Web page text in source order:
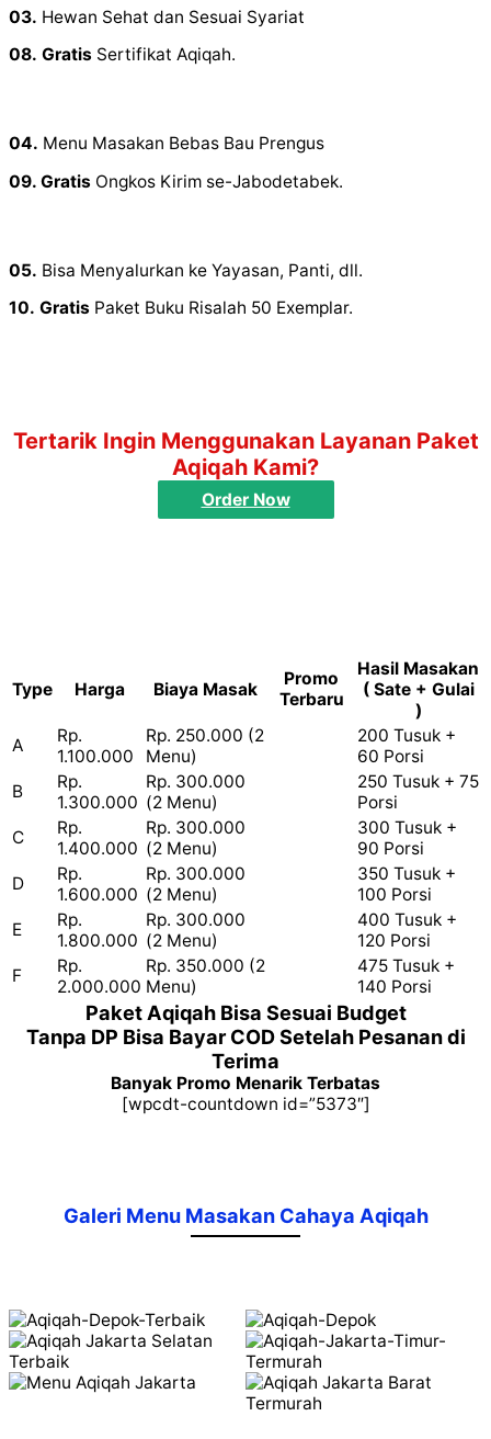
03. Hewan Sehat dan Sesuai Syariat
08. Gratis Sertifikat Aqiqah.
04. Menu Masakan Bebas Bau Prengus
09. Gratis Ongkos Kirim se-Jabodetabek.
05. Bisa Menyalurkan ke Yayasan, Panti, dll.
10. Gratis Paket Buku Risalah 50 Exemplar.
Tertarik Ingin Menggunakan Layanan Paket
Aqiqah Kami?
Order Now
Type Harga Biaya Masak
Promo
Terbaru
Hasil Masakan
( Sate + Gulai
)
A
Rp.
1.100.000
Rp. 250.000 (2
Menu)
200 Tusuk +
60 Porsi
B
Rp.
1.300.000
Rp. 300.000
(2 Menu)
250 Tusuk + 75
Porsi
C
Rp.
1.400.000
Rp. 300.000
(2 Menu)
300 Tusuk +
90 Porsi
D
Rp.
1.600.000
Rp. 300.000
(2 Menu)
350 Tusuk +
100 Porsi
E
Rp.
1.800.000
Rp. 300.000
(2 Menu)
400 Tusuk +
120 Porsi
F
Rp.
2.000.000
Rp. 350.000 (2
Menu)
475 Tusuk +
140 Porsi
Paket Aqiqah Bisa Sesuai Budget
Tanpa DP Bisa Bayar COD Setelah Pesanan di
Terima
Banyak Promo Menarik Terbatas
[wpcdt-countdown id=”5373″]
Galeri Menu Masakan Cahaya Aqiqah